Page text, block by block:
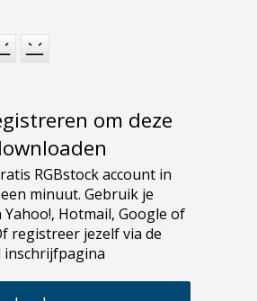
om deze